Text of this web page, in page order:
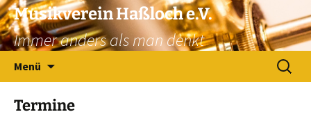
Zum
Inhalt
springen
Musikverein Haßloch e.V.
Immer anders als man denkt
Menü
Suchen
nach:
Termine